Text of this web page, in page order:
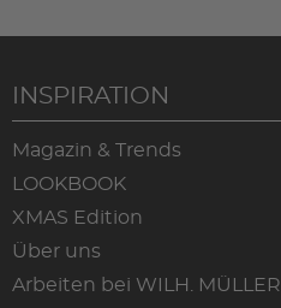
INSPIRATION
Magazin & Trends
LOOKBOOK
XMAS Edition
Über uns
Arbeiten bei WILH. MÜLLER